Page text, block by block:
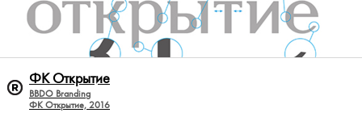
ФК Открытие
BBDO Branding
ФК Открытие, 2016